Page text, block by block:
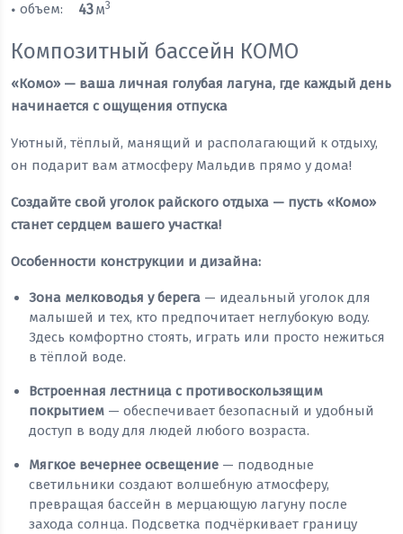
• объем: 43м3
Композитный бассейн КОМО
«Комо» — ваша личная голубая лагуна, где каждый день
начинается с ощущения отпуска
Уютный, тёплый, манящий и располагающий к отдыху,
он подарит вам атмосферу Мальдив прямо у дома!
Создайте свой уголок райского отдыха — пусть «Комо»
станет сердцем вашего участка!
Особенности конструкции и дизайна:
Зона мелководья у берега — идеальный уголок для
малышей и тех, кто предпочитает неглубокую воду.
Здесь комфортно стоять, играть или просто нежиться
в тёплой воде.
Встроенная лестница с противоскользящим
покрытием — обеспечивает безопасный и удобный
доступ в воду для людей любого возраста.
Мягкое вечернее освещение — подводные
светильники создают волшебную атмосферу,
превращая бассейн в мерцающую лагуну после
захода солнца. Подсветка подчёркивает границу